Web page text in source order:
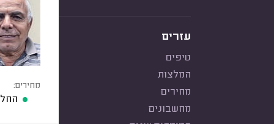
עזרים
טיפים
המלצות
מחירים
מחשבונים
מחירים: